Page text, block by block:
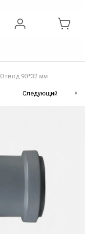
Отвод 90*32 мм
Следующий